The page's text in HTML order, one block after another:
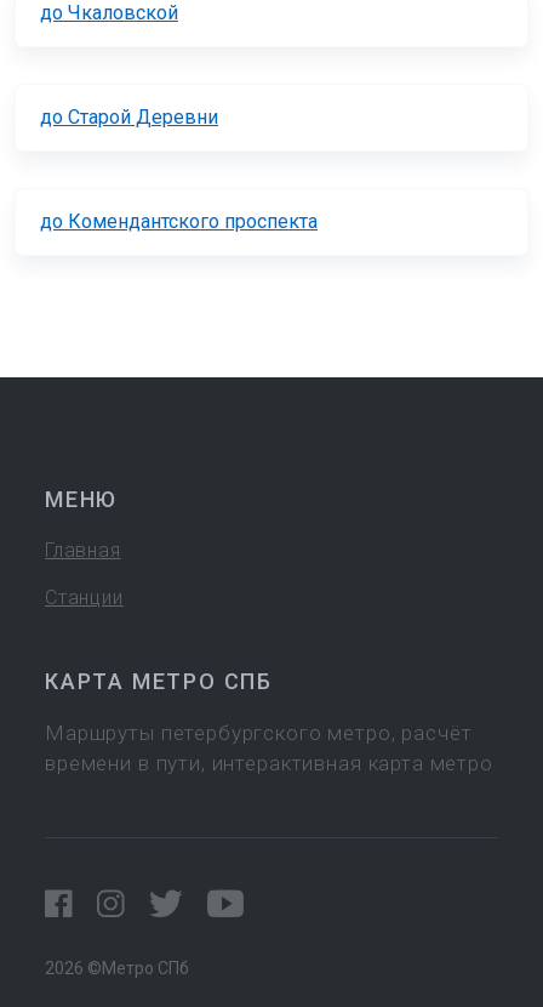
до Чкаловской
до Старой Деревни
до Комендантского проспекта
МЕНЮ
Главная
Станции
КАРТА МЕТРО СПБ
Маршруты петербургского метро, расчёт
времени в пути, интерактивная карта метро
2026 ©Метро СПб